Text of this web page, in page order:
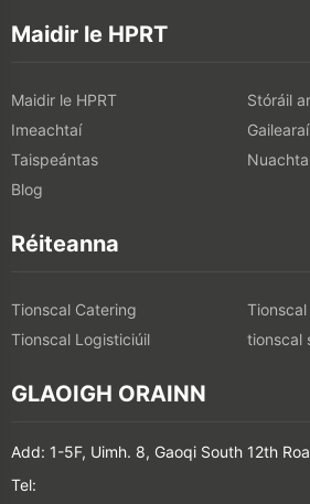
Maidir le HPRT
Maidir le HPRT
Stóráil
Imeachtaí
Gailearaí
Taispeántas
Blog
Réiteanna
Tionscal Catering
Tionscal Logisticiúil
tionscal
GLAOIGH ORAINN
Add: 1-5F, Uimh. 8, Gaoqi South 12th
Tel: